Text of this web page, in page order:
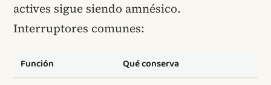
actives sigue siendo amnésico.
Interruptores comunes:
Función Qué conserva